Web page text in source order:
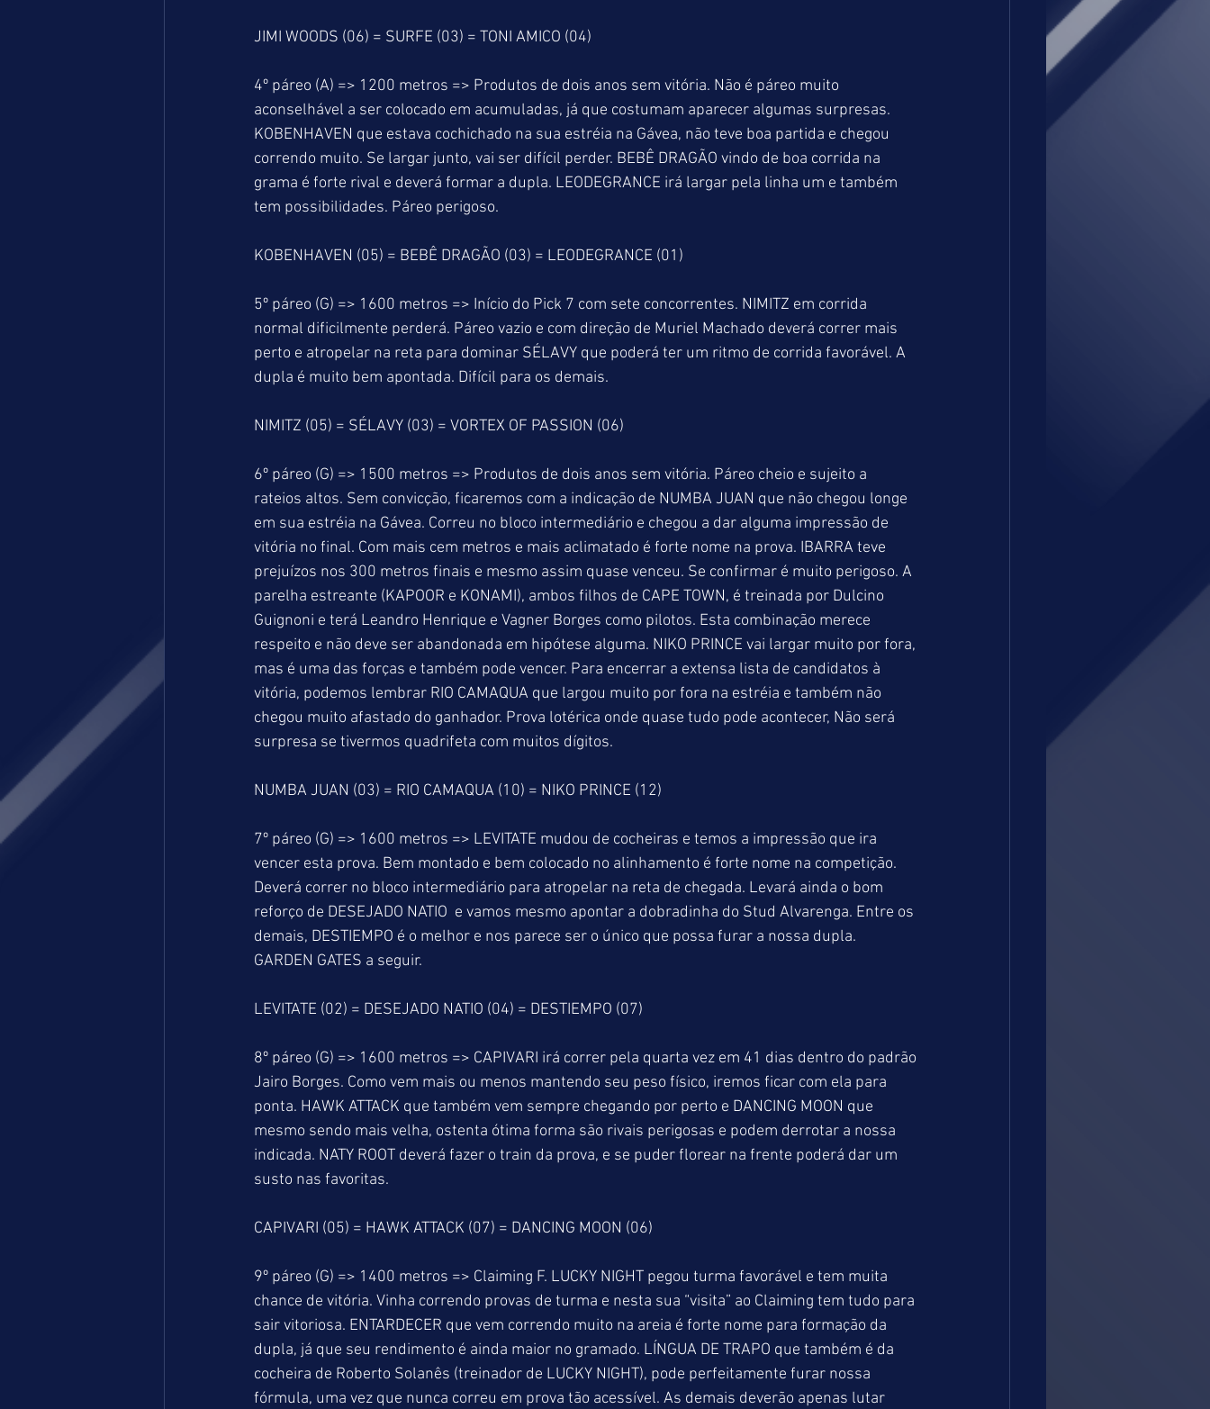
JIMI WOODS (06) = SURFE (03) = TONI AMICO (04)
4º páreo (A) => 1200 metros => Produtos de dois anos sem vitória. Não é páreo muito
aconselhável a ser colocado em acumuladas, já que costumam aparecer algumas surpresas.
KOBENHAVEN que estava cochichado na sua estréia na Gávea, não teve boa partida e chegou
correndo muito. Se largar junto, vai ser difícil perder. BEBÊ DRAGÃO vindo de boa corrida na
grama é forte rival e deverá formar a dupla. LEODEGRANCE irá largar pela linha um e também
tem possibilidades. Páreo perigoso.
KOBENHAVEN (05) = BEBÊ DRAGÃO (03) = LEODEGRANCE (01)
5º páreo (G) => 1600 metros => Início do Pick 7 com sete concorrentes. NIMITZ em corrida
normal dificilmente perderá. Páreo vazio e com direção de Muriel Machado deverá correr mais
perto e atropelar na reta para dominar SÉLAVY que poderá ter um ritmo de corrida favorável. A
dupla é muito bem apontada. Difícil para os demais.
NIMITZ (05) = SÉLAVY (03) = VORTEX OF PASSION (06)
6º páreo (G) => 1500 metros => Produtos de dois anos sem vitória. Páreo cheio e sujeito a
rateios altos. Sem convicção, ficaremos com a indicação de NUMBA JUAN que não chegou longe
em sua estréia na Gávea. Correu no bloco intermediário e chegou a dar alguma impressão de
vitória no final. Com mais cem metros e mais aclimatado é forte nome na prova. IBARRA teve
prejuízos nos 300 metros finais e mesmo assim quase venceu. Se confirmar é muito perigoso. A
parelha estreante (KAPOOR e KONAMI), ambos filhos de CAPE TOWN, é treinada por Dulcino
Guignoni e terá Leandro Henrique e Vagner Borges como pilotos. Esta combinação merece
respeito e não deve ser abandonada em hipótese alguma. NIKO PRINCE vai largar muito por fora,
mas é uma das forças e também pode vencer. Para encerrar a extensa lista de candidatos à
vitória, podemos lembrar RIO CAMAQUA que largou muito por fora na estréia e também não
chegou muito afastado do ganhador. Prova lotérica onde quase tudo pode acontecer, Não será
surpresa se tivermos quadrifeta com muitos dígitos.
NUMBA JUAN (03) = RIO CAMAQUA (10) = NIKO PRINCE (12)
7º páreo (G) => 1600 metros => LEVITATE mudou de cocheiras e temos a impressão que ira
vencer esta prova. Bem montado e bem colocado no alinhamento é forte nome na competição.
Deverá correr no bloco intermediário para atropelar na reta de chegada. Levará ainda o bom
reforço de DESEJADO NATIO  e vamos mesmo apontar a dobradinha do Stud Alvarenga. Entre os
demais, DESTIEMPO é o melhor e nos parece ser o único que possa furar a nossa dupla.
GARDEN GATES a seguir.
LEVITATE (02) = DESEJADO NATIO (04) = DESTIEMPO (07)
8º páreo (G) => 1600 metros => CAPIVARI irá correr pela quarta vez em 41 dias dentro do padrão
Jairo Borges. Como vem mais ou menos mantendo seu peso físico, iremos ficar com ela para
ponta. HAWK ATTACK que também vem sempre chegando por perto e DANCING MOON que
mesmo sendo mais velha, ostenta ótima forma são rivais perigosas e podem derrotar a nossa
indicada. NATY ROOT deverá fazer o train da prova, e se puder florear na frente poderá dar um
susto nas favoritas.
CAPIVARI (05) = HAWK ATTACK (07) = DANCING MOON (06)
9º páreo (G) => 1400 metros => Claiming F. LUCKY NIGHT pegou turma favorável e tem muita
chance de vitória. Vinha correndo provas de turma e nesta sua “visita” ao Claiming tem tudo para
sair vitoriosa. ENTARDECER que vem correndo muito na areia é forte nome para formação da
dupla, já que seu rendimento é ainda maior no gramado. LÍNGUA DE TRAPO que também é da
cocheira de Roberto Solanês (treinador de LUCKY NIGHT), pode perfeitamente furar nossa
fórmula, uma vez que nunca correu em prova tão acessível. As demais deverão apenas lutar